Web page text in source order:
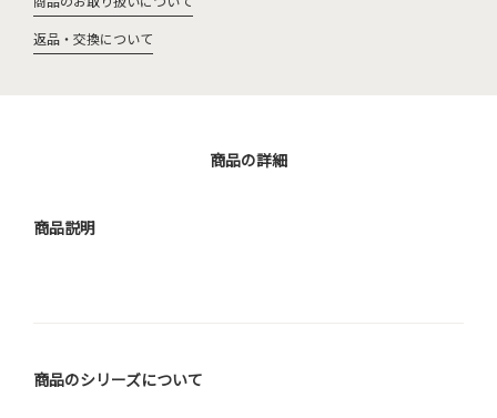
返品・交換について
商品の詳細
商品説明
商品のシリーズについて